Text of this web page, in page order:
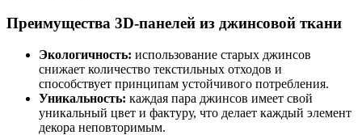
Преимущества 3D-панелей из джинсовой ткани
Экологичность: использование старых джинсов
снижает количество текстильных отходов и
способствует принципам устойчивого потребления.
Уникальность: каждая пара джинсов имеет свой
уникальный цвет и фактуру, что делает каждый элемент
декора неповторимым.